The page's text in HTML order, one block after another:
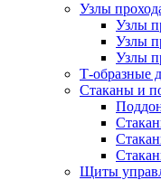
Узлы
Узлы
Узлы
Узлы
Т-образные
Стаканы и
Щиты